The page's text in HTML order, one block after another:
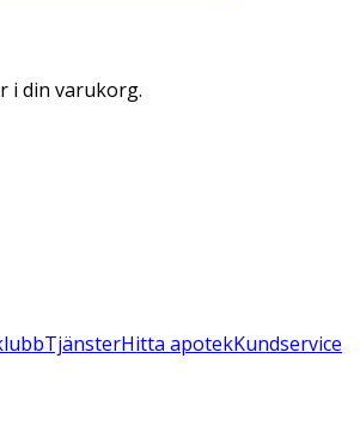
i din varukorg.
TjänsterHitta apotekKundservice